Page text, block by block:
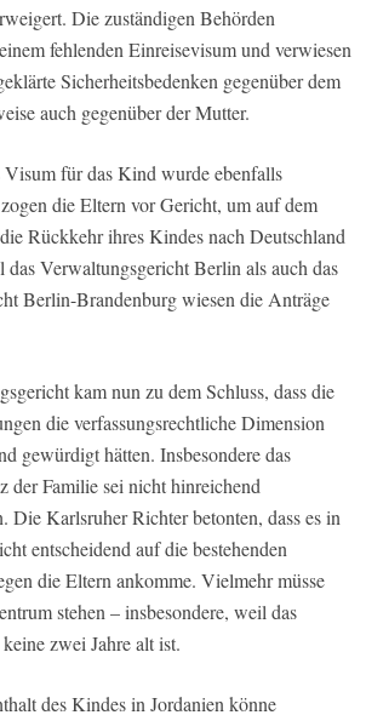
Die zuständigen Behörden
fehlenden Einreisevisum und verwiesen
Sicherheitsbedenken gegenüber dem
auch gegenüber der Mutter.
Visum für das Kind wurde ebenfalls
die Eltern vor Gericht, um auf dem
Rückkehr ihres Kindes nach Deutschland
Verwaltungsgericht Berlin als auch das
Berlin-Brandenburg wiesen die Anträge
kam nun zu dem Schluss, dass die
die verfassungsrechtliche Dimension
gewürdigt hätten. Insbesondere das
der Familie sei nicht hinreichend
Die Karlsruher Richter betonten, dass es in
entscheidend auf die bestehenden
die Eltern ankomme. Vielmehr müsse
stehen – insbesondere, weil das
zwei Jahre alt ist.
des Kindes in Jordanien könne